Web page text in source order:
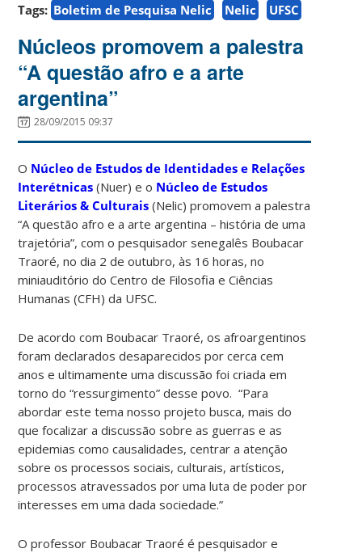
Tags: Boletim de Pesquisa Nelic Nelic UFSC
Núcleos promovem a palestra
“A questão afro e a arte
argentina”
28/09/2015 09:37
O Núcleo de Estudos de Identidades e Relações
Interétnicas (Nuer) e o Núcleo de Estudos
Literários & Culturais (Nelic) promovem a palestra
“A questão afro e a arte argentina – história de uma
trajetória”, com o pesquisador senegalês Boubacar
Traoré, no dia 2 de outubro, às 16 horas, no
miniauditório do Centro de Filosofia e Ciências
Humanas (CFH) da UFSC.
De acordo com Boubacar Traoré, os afroargentinos
foram declarados desaparecidos por cerca cem
anos e ultimamente uma discussão foi criada em
torno do “ressurgimento” desse povo. “Para
abordar este tema nosso projeto busca, mais do
que focalizar a discussão sobre as guerras e as
epidemias como causalidades, centrar a atenção
sobre os processos sociais, culturais, artísticos,
processos atravessados por uma luta de poder por
interesses em uma dada sociedade.”
O professor Boubacar Traoré é pesquisador e